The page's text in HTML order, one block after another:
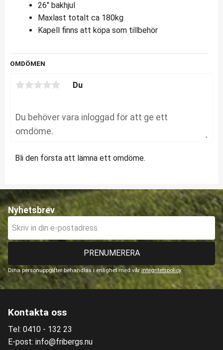
26″ bakhjul
Maxlast totalt ca 180kg
Kapell finns att köpa som tillbehör
OMDÖMEN
Du
Bli den första att lämna ett omdöme.
Nyhetsbrev
PRENUMERERA
Dina personuppgifter behandlas i enlighet med vårintegritetspolicy.
Kontakta oss
Tel: 0410 - 132 23
E-post: info@fribergs.nu